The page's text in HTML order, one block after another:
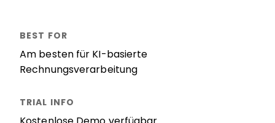
Am besten für KI-basierte
Rechnungsverarbeitung
Kostenlose Demo verfügbar